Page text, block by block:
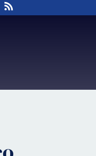
YouTube